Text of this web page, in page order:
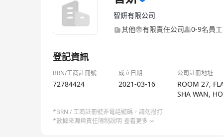
智妍有限公司
其他
有限責任公司 0-9名員工
登記資訊
BRN/工商註冊號 成立日期 公司註冊地址
72784424 2021-03-16
ROOM 27,
SHA WAN,
*BRN / 工商註冊號非電話號碼，請勿撥打
*數據來源與責任限制說明 查看更多